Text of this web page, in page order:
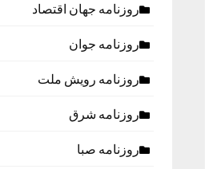
روزنامه جهان اقتصاد
روزنامه جوان
روزنامه رویش ملت
روزنامه شرق
روزنامه صبا